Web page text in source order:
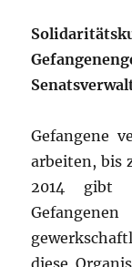
Gefangene
arbeiten, bis
2014 gibt